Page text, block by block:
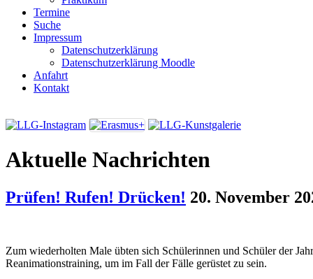
Termine
Suche
Impressum
Datenschutzerklärung
Datenschutzerklärung Moodle
Anfahrt
Kontakt
Aktuelle Nachrichten
Prüfen! Rufen! Drücken! 20. November
Zum wiederholten Male übten sich Schülerinnen und Schüler der
Reanimationstraining, um im Fall der Fälle gerüstet zu sein.